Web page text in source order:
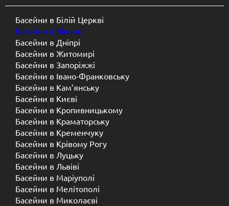
Басейни в Білій Церкві
Басейни в Вінниці
Басейни в Дніпрі
Басейни в Житомирі
Басейни в Запоріжжі
Басейни в Івано-Франковську
Басейни в Кам’янську
Басейни в Києві
Басейни в Кропивницькому
Басейни в Краматорську
Басейни в Кременчуку
Басейни в Крівому Рогу
Басейни в Луцьку
Басейни в Львіві
Басейни в Маріуполі
Басейни в Мелітополі
Басейни в Миколаєві